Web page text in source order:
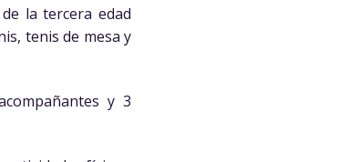
la tercera edad
tenis de mesa y
y 3